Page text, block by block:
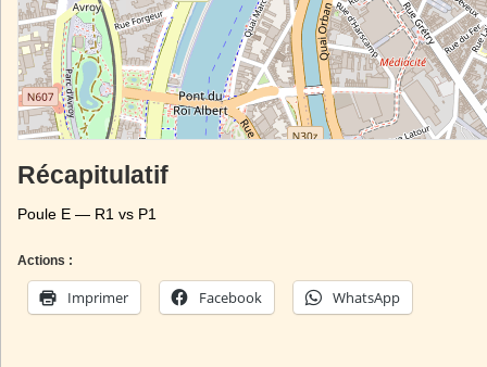
Récapitulatif
Poule E — R1 vs P1
Actions :
Imprimer Facebook WhatsApp